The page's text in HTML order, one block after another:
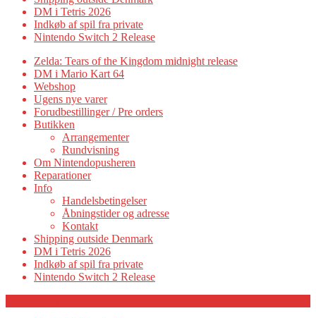
DM i Tetris 2026
Indkøb af spil fra private
Nintendo Switch 2 Release
Zelda: Tears of the Kingdom midnight release
DM i Mario Kart 64
Webshop
Ugens nye varer
Forudbestillinger / Pre orders
Butikken
Arrangementer
Rundvisning
Om Nintendopusheren
Reparationer
Info
Handelsbetingelser
Åbningstider og adresse
Kontakt
Shipping outside Denmark
DM i Tetris 2026
Indkøb af spil fra private
Nintendo Switch 2 Release